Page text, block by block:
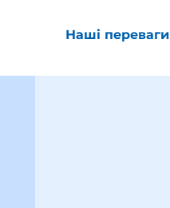
Наші переваги